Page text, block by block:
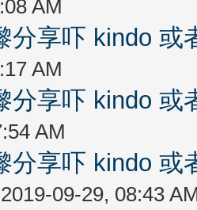
AM
分享吓 kindo 或
AM
分享吓 kindo 或
AM
分享吓 kindo 或
09-29, 08:43